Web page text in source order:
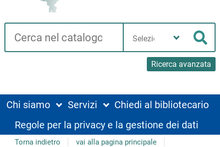
Cerca su "Catalogo"
Ricerca avanzata
biblioteca
Chi siamo Servizi
Chiedi al bibliotecario
Regole per la privacy e la gestione dei dati
Torna indietro vai alla pagina principale